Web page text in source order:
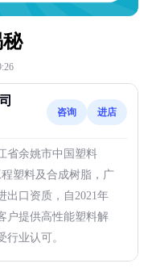
咨询 进店
省余姚市中国塑料
塑料及合成树脂，广
出口资质，自2021年
户提供高性能塑料解
业认可。